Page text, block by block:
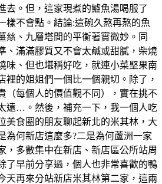
去。但，這家現煮的鱸魚湯喝服了
樣不會點。結論:這碗久熬再熬的魚
𢇃、九層塔間的平衡著實微妙。同
、滿滿膠質又不會太鹹或甜膩，柴燒
味、但也堪稱好吃，就連小菜埾果南
裡的姐姐們一個比一個親切。除了，
（每個人的價值觀不同），實在挑不
遠…。然後，補充一下，我一個人吃
美食圈的朋友聊起新北的米其林，大
為何新店這麼多?二是為何蘆洲一家
，多數集中在新店、新店區公所站周
了早前分享過，個人也非常喜歡的鴨
天再來分站新店米其林第二家，這兩